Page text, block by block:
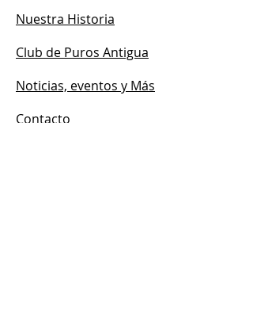
Nuestra Historia
Club de Puros Antigua
Noticias, eventos y Más
Contacto